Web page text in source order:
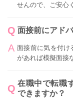
せんので、ご安心
面接前にアド
面接前に気を付け
があれば模擬面接
在職中で転職
できますか？